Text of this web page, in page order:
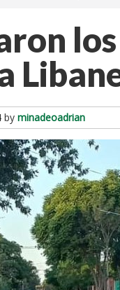
by minadeoadrian